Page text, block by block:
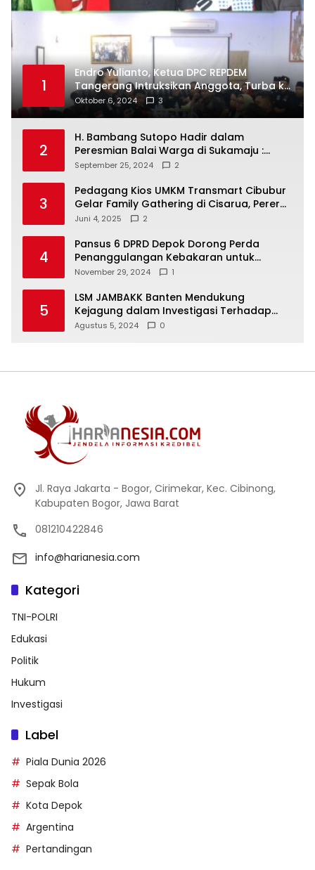
1
Endro Yulianto, Ketua DPC REPDEM
Tangerang Intruksikan Anggota, Turba ke
Masyarakat Dan Jalani Apa Yang di
Putuskan RAKERCABSUS
Oktober 6, 2024 3
2
H. Bambang Sutopo Hadir dalam
Peresmian Balai Warga di Sukamaju :
Wadah Baru untuk Kolaborasi dan
September 25, 2024 2
3
Pedagang Kios UMKM Transmart Cibubur
Gelar Family Gathering di Cisarua, Pererat
Silaturahmi dan Kekompakan
Juni 4, 2025 2
4
Pansus 6 DPRD Depok Dorong Perda
Penanggulangan Kebakaran untuk
Keselamatan Warga
November 29, 2024 1
5
LSM JAMBAKK Banten Mendukung
Kejagung dalam Investigasi Terhadap
Walikota Bandar Lampung
Agustus 5, 2024 0
Jl. Raya Jakarta - Bogor, Cirimekar, Kec. Cibinong,
Kabupaten Bogor, Jawa Barat
081210422846
info@harianesia.com
Kategori
TNI-POLRI
Edukasi
Politik
Hukum
Investigasi
Label
Piala Dunia 2026
Sepak Bola
Kota Depok
Argentina
Pertandingan